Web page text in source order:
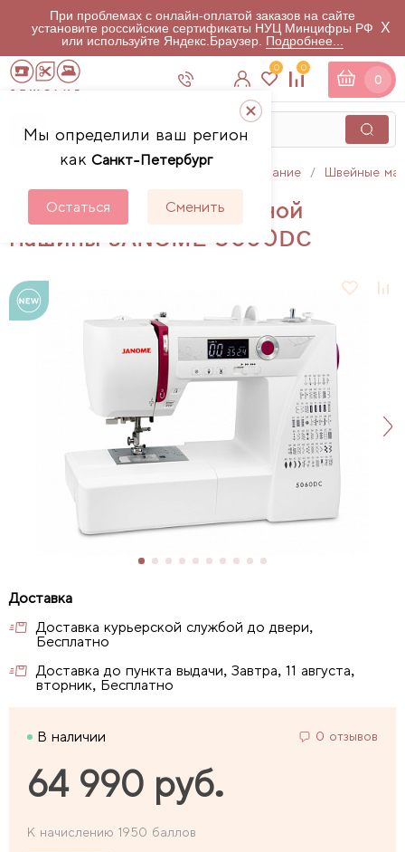
При проблемах с онлайн-оплатой заказов на сайте
установите российские сертификаты НУЦ Минцифры РФ
или используйте Яндекс.Браузер. Подробнее...
X
Мы определили ваш регион
как Санкт-Петербург
Остаться Сменить
0 0
0
Швейное оборудование Швейные
Инструкции для швейной
машины JANOME 5060DC
Доставка курьерской службой до двери,
Бесплатно
Доставка до пункта выдачи, Завтра, 11 августа,
вторник, Бесплатно
В наличии 0 отзывов
64 990 руб.
К начислению 1950 баллов